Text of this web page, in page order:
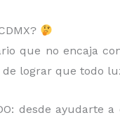
que no encaja
de lograr que todo
desde ayudarte